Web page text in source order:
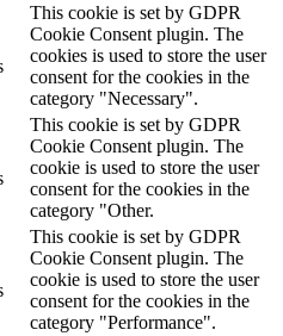
This cookie is set by GDPR
Cookie Consent plugin. The
cookies is used to store the user
consent for the cookies in the
category "Necessary".
This cookie is set by GDPR
Cookie Consent plugin. The
cookie is used to store the user
consent for the cookies in the
category "Other.
This cookie is set by GDPR
Cookie Consent plugin. The
cookie is used to store the user
consent for the cookies in the
category "Performance".